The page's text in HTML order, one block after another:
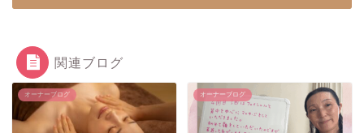
関連ブログ
オーナーブログ オーナーブログ